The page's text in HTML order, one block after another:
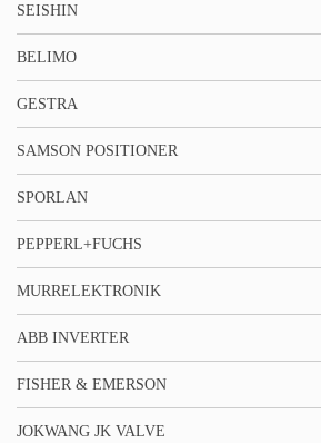
SEISHIN
BELIMO
GESTRA
SAMSON POSITIONER
SPORLAN
PEPPERL+FUCHS
MURRELEKTRONIK
ABB INVERTER
FISHER & EMERSON
JOKWANG JK VALVE